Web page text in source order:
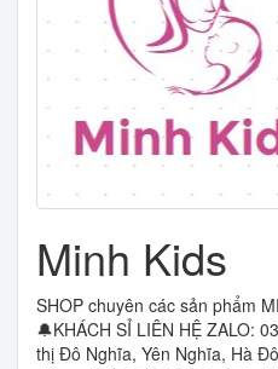
Minh Kids
SHOP chuyên các sản phẩm
🔔KHÁCH SỈ LIÊN HỆ ZALO:
thị Đô Nghĩa, Yên Nghĩa, Hà